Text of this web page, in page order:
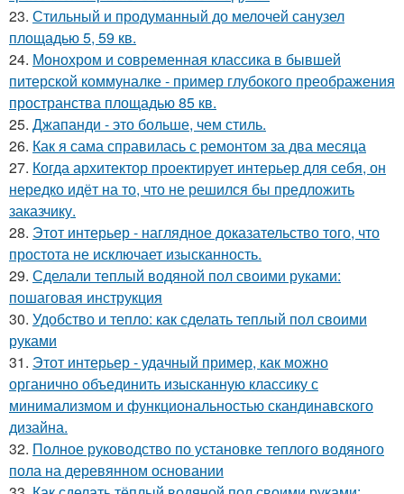
23. Стильный и продуманный до мелочей санузел
площадью 5, 59 кв.
24. Монохром и современная классика в бывшей
питерской коммуналке - пример глубокого преображения
пространства площадью 85 кв.
25. Джапанди - это больше, чем стиль.
26. Как я сама справилась с ремонтом за два месяца
27. Когда архитектор проектирует интерьер для себя, он
нередко идёт на то, что не решился бы предложить
заказчику.
28. Этот интерьер - наглядное доказательство того, что
простота не исключает изысканность.
29. Сделали теплый водяной пол своими руками:
пошаговая инструкция
30. Удобство и тепло: как сделать теплый пол своими
руками
31. Этот интерьер - удачный пример, как можно
органично объединить изысканную классику с
минимализмом и функциональностью скандинавского
дизайна.
32. Полное руководство по установке теплого водяного
пола на деревянном основании